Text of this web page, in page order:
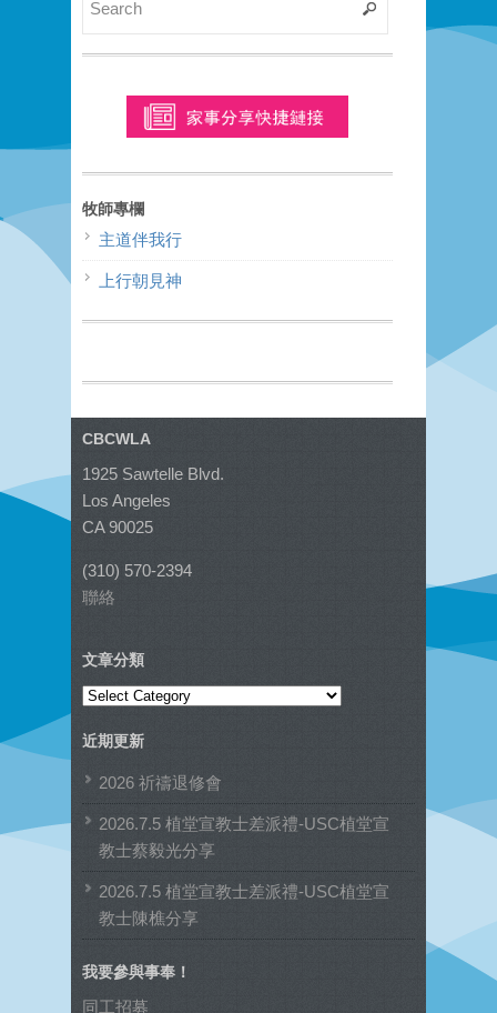
牧師專欄
主道伴我行
上行朝見神
CBCWLA
1925 Sawtelle Blvd.
Los Angeles
CA 90025
(310) 570-2394
聯絡
文章分類
文
分
類
近期更新
2026 祈禱退修會
2026.7.5 植堂宣教士差派禮-USC植堂宣
教士蔡毅光分享
2026.7.5 植堂宣教士差派禮-USC植堂宣
教士陳樵分享
我要參與事奉！
同工招募